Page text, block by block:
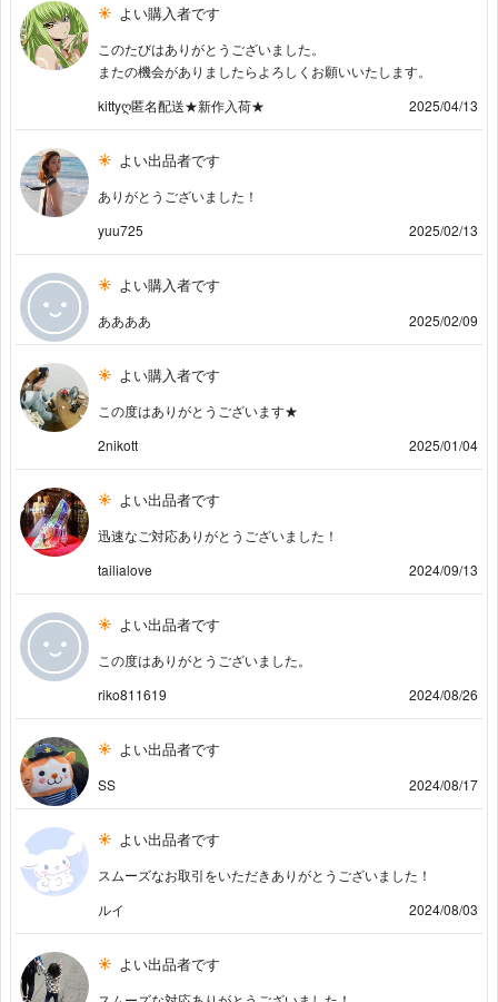
よい購入者です
このたびはありがとうございました。
またの機会がありましたらよろしくお願いいたします。
kittyღ匿名配送★新作入荷★
2025/04/13
よい出品者です
ありがとうございました！
yuu725
2025/02/13
よい購入者です
ああああ 2025/02/09
よい購入者です
この度はありがとうございます★
2nikott
2025/01/04
よい出品者です
迅速なご対応ありがとうございました！
tailialove
2024/09/13
よい出品者です
この度はありがとうございました。
riko811619
2024/08/26
よい出品者です
SS 2024/08/17
よい出品者です
スムーズなお取引をいただきありがとうございました！
ルイ
2024/08/03
よい出品者です